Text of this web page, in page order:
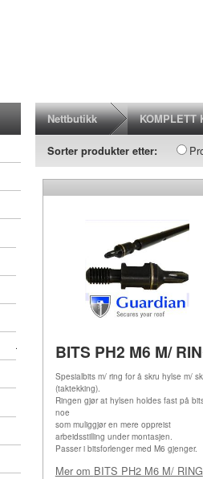
Nettbutikk KOMPLETT
Sorter produkter etter:
BITS PH2 M6 M/
Spesialbits m/ ring for å skru hylse m/
(taktekking).
Ringen gjør at hylsen holdes fast på
noe
som muliggjør en mere oppreist
arbeidsstilling under montasjen.
Passeri bitsforlengermed M6 gjenger.
Mer om BITS PH2 M6 M/ RING